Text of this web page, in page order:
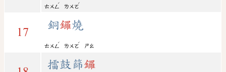
ㄊㄨㄥ
ˊ
ㄌㄨㄛ
ˊ
17
銅鑼燒
ㄊㄨㄥ
ˊ
ㄌㄨㄛ
ˊ
ㄕㄠ
擂鼓篩鑼